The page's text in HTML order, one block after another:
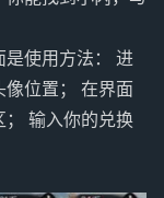
是使用方法： 进
位置； 在界面
； 输入你的兑换